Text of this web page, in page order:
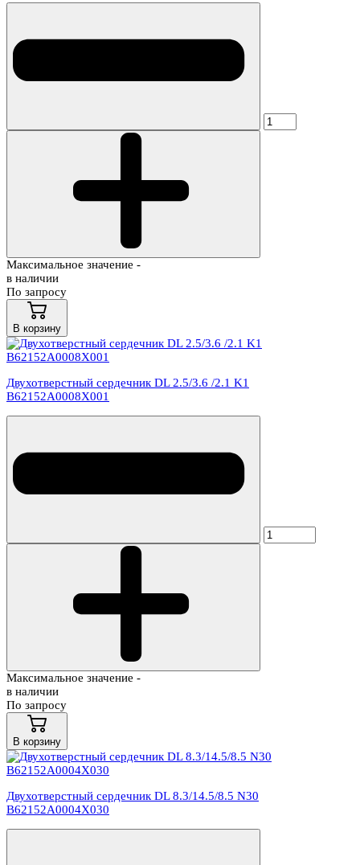
Максимальное значение -
в наличии
По запросу
В корзину
Двухотверстный сердечник DL 2.5/3.6 /2.1 K1
B62152A0008X001
Максимальное значение -
в наличии
По запросу
В корзину
Двухотверстный сердечник DL 8.3/14.5/8.5 N30
B62152A0004X030